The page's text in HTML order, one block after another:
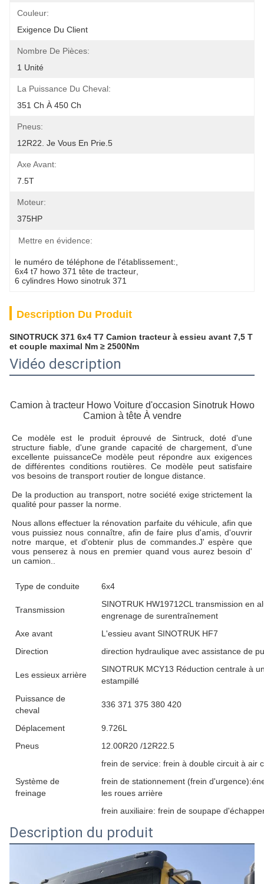
Couleur:
Exigence Du Client
Nombre De Pièces:
1 Unité
La Puissance Du Cheval:
351 Ch À 450 Ch
Pneus:
12R22. Je Vous En Prie.5
Axe Avant:
7.5T
Moteur:
375HP
Mettre en évidence:
le numéro de téléphone de l'établissement:
6x4 t7 howo 371 tête de tracteur
6 cylindres Howo sinotruk 371
Description Du Produit
SINOTRUCK 371 6x4 T7 Camion tracteur à essieu avant 7,5 T
et couple maximal Nm ≥ 2500Nm
Vidéo description
Camion à tracteur Howo Voiture d'occasion Sinotruk Howo
Camion à tête À vendre
Ce modèle est le produit éprouvé de Sintruck, doté d'une
structure fiable, d'une grande capacité de chargement, d'une
excellente puissanceCe modèle peut répondre aux exigences
de différentes conditions routières. Ce modèle peut satisfaire
vos besoins de transport routier de longue distance.
De la production au transport, notre société exige strictement la
qualité pour passer la norme.
Nous allons effectuer la rénovation parfaite du véhicule, afin que
vous puissiez nous connaître, afin de faire plus d'amis, d'ouvrir
notre marque, et d'obtenir plus de commandes.J' espère que
vous penserez à nous en premier quand vous aurez besoin d'
un camion..
Type de conduite 6x4
Transmission
SINOTRUK HW19712CL transmission en
engrenage de surentraînement
Axe avant
L'essieu avant SINOTRUK HF7
Direction
direction hydraulique avec assistance de
Les essieux arrière
SINOTRUK MCY13 Réduction centrale à
estampillé
Puissance de
cheval
336 371 375 380 420
Déplacement
9.726L
Pneus
12.00R20 /12R22.5
Système de
freinage
frein de service: frein à double circuit à air
frein de stationnement (frein
les roues arrière
frein auxiliaire: frein de soupape
Description du produit